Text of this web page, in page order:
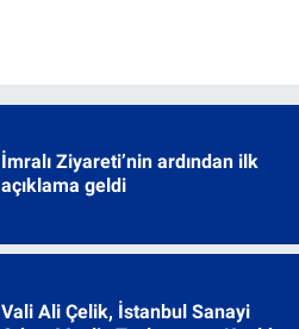
İmralı Ziyareti’nin ardından ilk
açıklama geldi
Vali Ali Çelik, İstanbul Sanayi